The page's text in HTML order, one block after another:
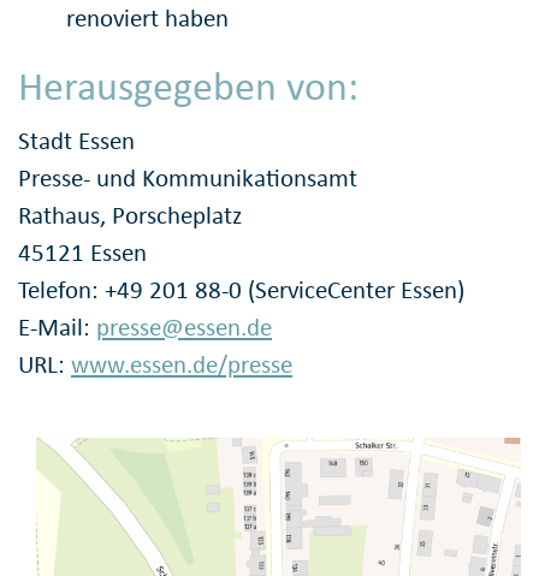
renoviert haben
Herausgegeben von:
Stadt Essen
Presse- und Kommunikationsamt
Rathaus, Porscheplatz
45121 Essen
Telefon: +49 201 88-0 (ServiceCenter Essen)
E-Mail: presse@essen.de
URL: www.essen.de/presse